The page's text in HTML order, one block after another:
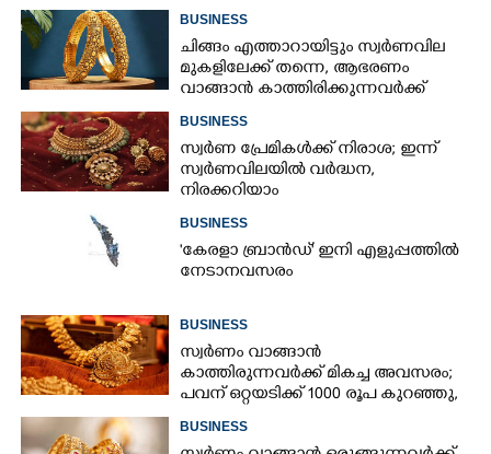
BUSINESS
ചിങ്ങം എത്താറായിട്ടും സ്വർണവില
മുകളിലേക്ക് തന്നെ,​ ആഭരണം
വാങ്ങാൻ കാത്തിരിക്കുന്നവർക്ക്
BUSINESS
സ്വർണ പ്രേമികൾക്ക് നിരാശ; ഇന്ന്
സ്വർണവിലയിൽ വർദ്ധന,
നിരക്കറിയാം
BUSINESS
"കേരളാ ബ്രാൻഡ്" ഇനി എളുപ്പത്തിൽ
നേടാനവസരം
BUSINESS
സ്വർണം വാങ്ങാൻ
കാത്തിരുന്നവർക്ക് മികച്ച അവസരം;
പവന് ഒറ്റയടിക്ക് 1000 രൂപ കുറഞ്ഞു,
BUSINESS